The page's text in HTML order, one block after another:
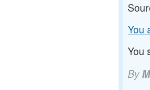
You
You
By